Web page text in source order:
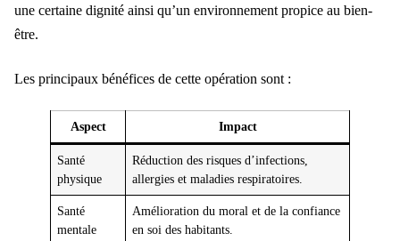
une certaine dignité ainsi qu’un environnement propice au bien-
être.
Les principaux bénéfices de cette opération sont :
Aspect Impact
Santé
physique
Réduction des risques d’infections,
allergies et maladies respiratoires.
Santé
mentale
Amélioration du moral et de la confiance
en soi des habitants.